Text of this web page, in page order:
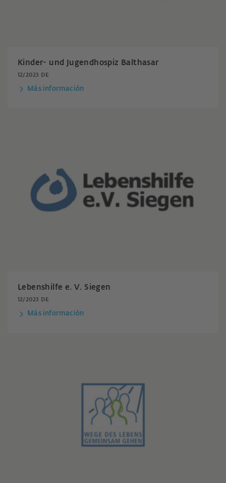
Kinder- und Jugendhospiz Balthasar
12/2023 DE
Más información
Lebenshilfe e. V. Siegen
12/2023 DE
Más información